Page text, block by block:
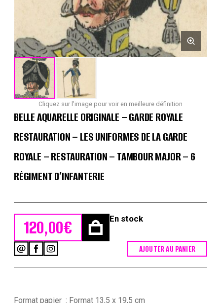
Cliquez sur l'image pour voir en meilleure définition
BELLE AQUARELLE ORIGINALE – GARDE ROYALE
RESTAURATION – LES UNIFORMES DE LA GARDE
ROYALE – RESTAURATION – TAMBOUR MAJOR – 6
RÉGIMENT D’INFANTERIE
120,00€ En stock
-
AJOUTER AU PANIER
Format papier : Format 13,5 x 19,5 cm